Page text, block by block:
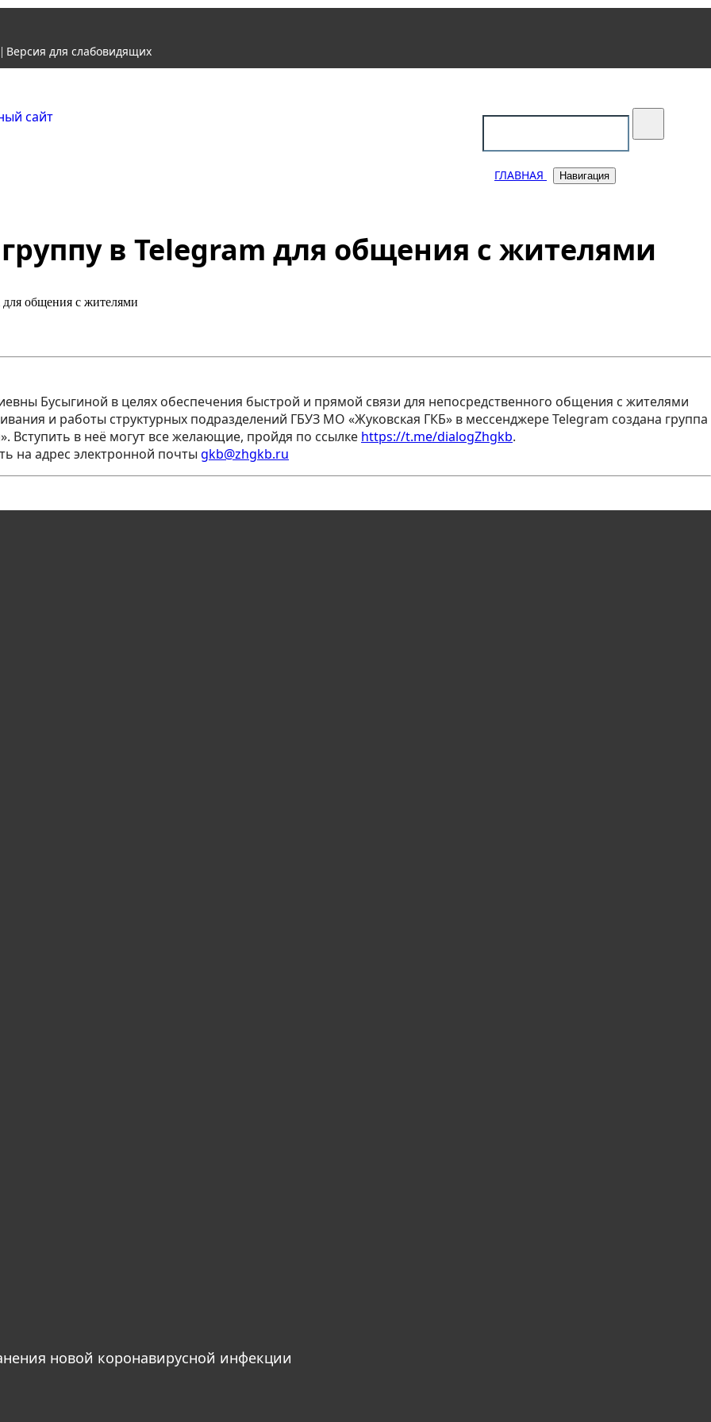
| Версия для слабовидящих
ГЛАВНАЯ Навигация
в Telegram для общения с жителями
общения с жителями
Бусыгиной в целях обеспечения быстрой и прямой связи для непосредственного общения с жителями
и работы структурных подразделений ГБУЗ МО «Жуковская ГКБ» в мессенджере Telegram создана группа
Вступить в неё могут все желающие, пройдя по ссылке https://t.me/dialogZhgkb.
на адрес электронной почты gkb@zhgkb.ru
новой коронавирусной инфекции